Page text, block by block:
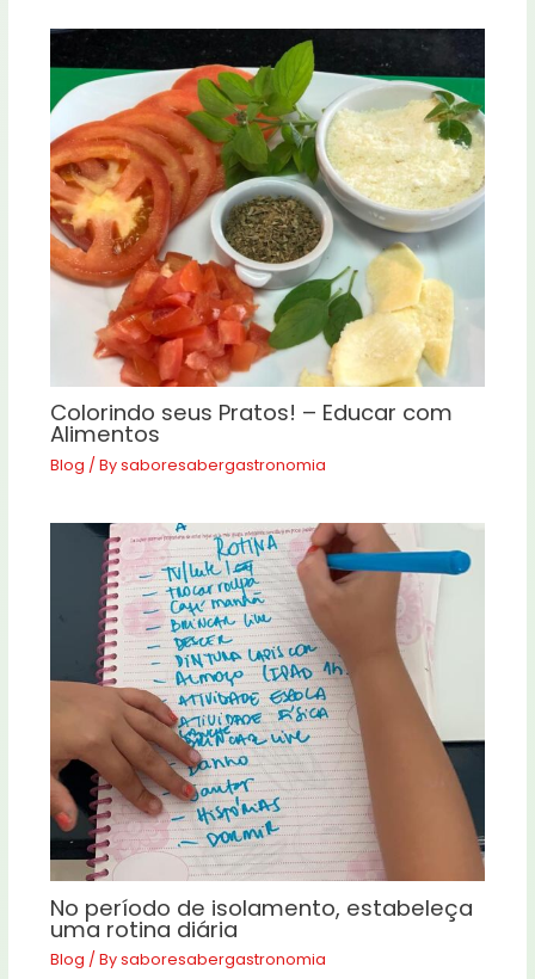
Colorindo seus Pratos! – Educar com
Alimentos
Blog / Bysaboresabergastronomia
No período de isolamento, estabeleça
uma rotina diária
Blog / Bysaboresabergastronomia